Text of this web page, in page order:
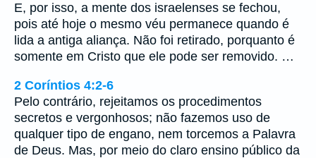
E, por isso, a mente dos israelenses se fechou,
pois até hoje o mesmo véu permanece quando é
lida a antiga aliança. Não foi retirado, porquanto é
somente em Cristo que ele pode ser removido. …
2 Coríntios 4:2-6
Pelo contrário, rejeitamos os procedimentos
secretos e vergonhosos; não fazemos uso de
qualquer tipo de engano, nem torcemos a Palavra
de Deus. Mas, por meio do claro ensino público da